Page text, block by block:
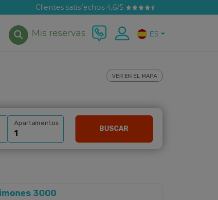
Clientes satisfechos 4,6/5
Mis reservas ES
VER EN EL MAPA
Apartamentos
BUSCAR
3000